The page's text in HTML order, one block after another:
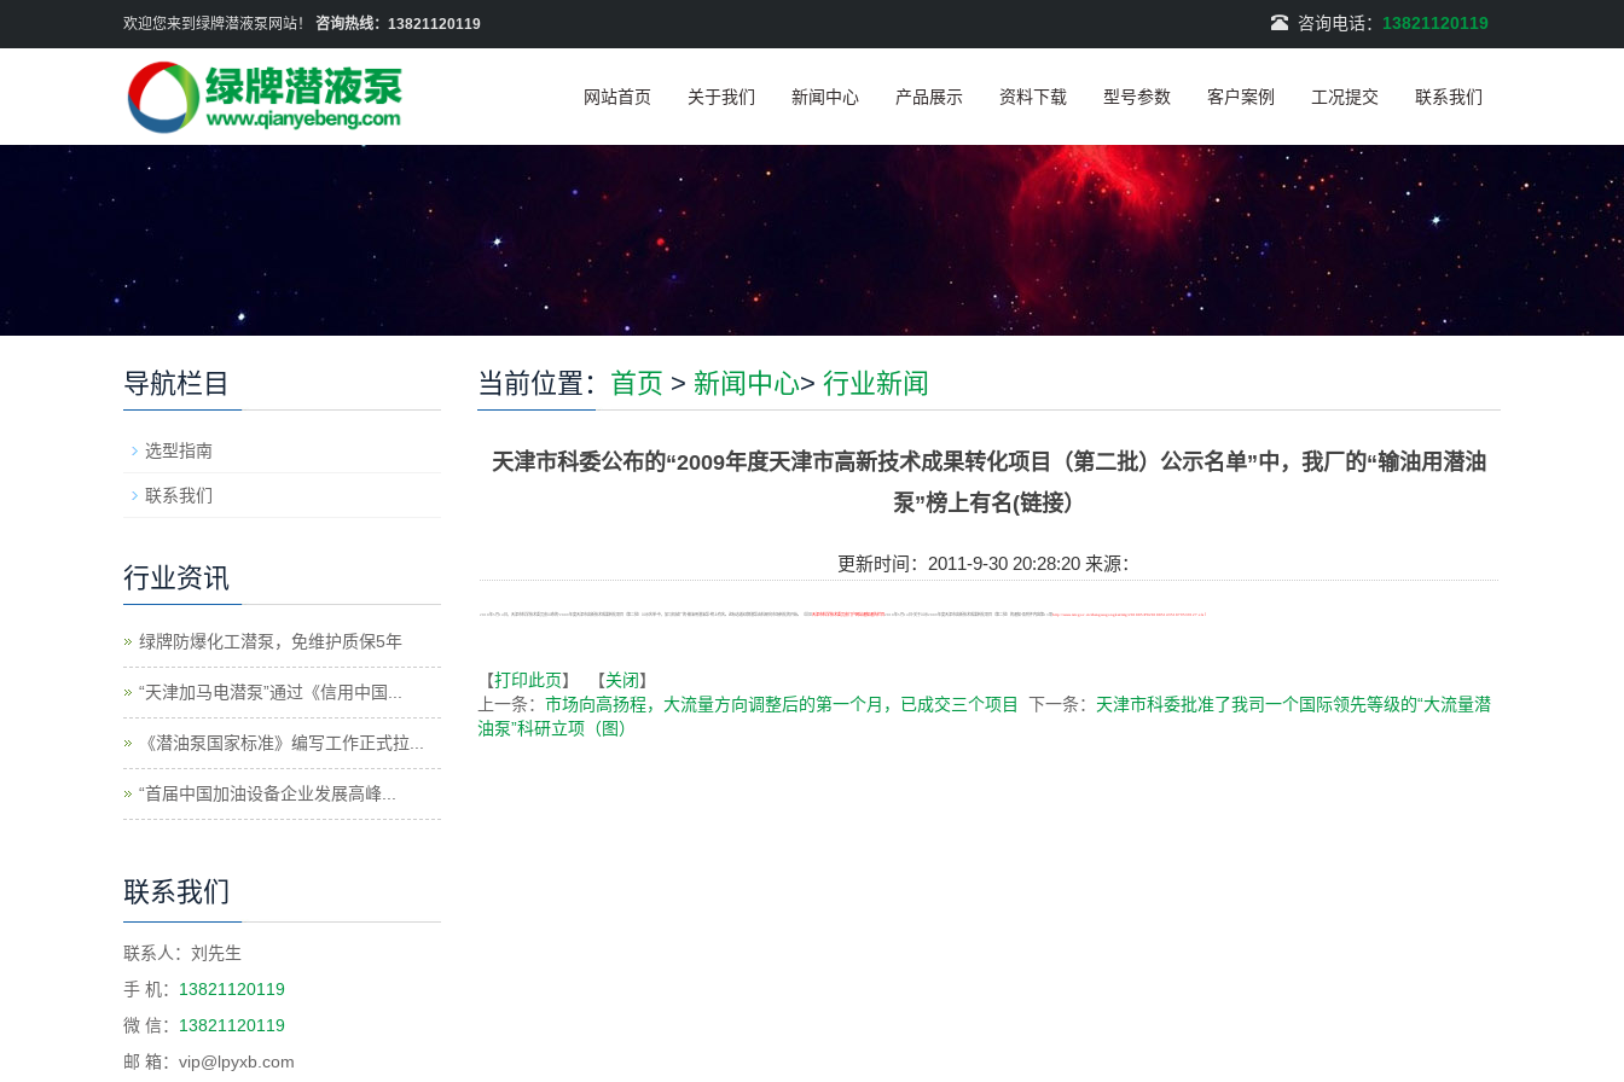
欢迎您来到绿牌潜液泵网站！ 咨询热线：13821120119 咨询电话： 13821120119
网站首页 关于我们 新闻中心 产品展示 资料下载 型号参数 客户案例 工况提交 联系我们
当前位置： 首页 > 新闻中心> 行业新闻
天津市科委公布的“2009年度天津市高新技术成果转化项目（第二批）公示名单”中，我厂的“输油用潜油
泵”榜上有名(链接）
更新时间：2011-9-30 20:28:20 来源：
2010年5月14日，天津市科学技术委员会公布的“2009年度天津市高新技术成果转化项目（第二批）公示名单”中，加马机械厂的“输油用潜油泵”榜上有名。这标志着绿牌潜泵由科研向市场转化的开始。（详见 天津市科学技术委员会门户网站通知通告栏目 2010年5月14日“关于公示2009年度天津市高新技术成果转化项目（第二批）的通知”及附件内容第13项 http://www.tstc.gov.cn/zhengwugongkai/tztg/201005/P020100514351079539127.xls）
【打印此页】 【关闭】
上一条： 市场向高扬程，大流量方向调整后的第一个月，已成交三个项目 下一条： 天津市科委批准了我司一个国际领先等级的“大流量潜
油泵”科研立项（图）
导航栏目
选型指南
联系我们
行业资讯
绿牌防爆化工潜泵，免维护质保5年
“天津加马电潜泵”通过《信用中国...
《潜油泵国家标准》编写工作正式拉...
“首届中国加油设备企业发展高峰...
联系我们
联系人：刘先生
手 机： 13821120119
微 信： 13821120119
邮 箱：vip@lpyxb.com